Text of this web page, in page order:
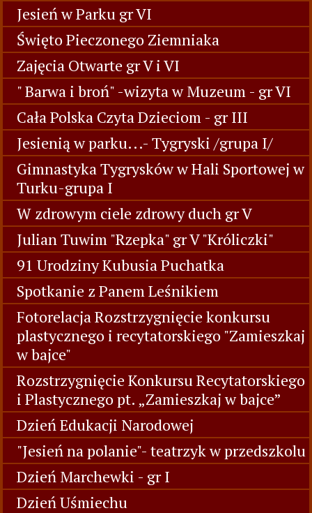
Jesień w Parku gr VI
Święto Pieczonego Ziemniaka
Zajęcia Otwarte gr V i VI
" Barwa i broń" -wizyta w Muzeum - gr VI
Cała Polska Czyta Dzieciom - gr III
Jesienią w parku...- Tygryski /grupa I/
Gimnastyka Tygrysków w Hali Sportowej w
Turku-grupa I
W zdrowym ciele zdrowy duch gr V
Julian Tuwim "Rzepka" gr V "Króliczki"
91 Urodziny Kubusia Puchatka
Spotkanie z Panem Leśnikiem
Fotorelacja Rozstrzygnięcie konkursu
plastycznego i recytatorskiego "Zamieszkaj
w bajce"
Rozstrzygnięcie Konkursu Recytatorskiego
i Plastycznego pt. „Zamieszkaj w bajce”
Dzień Edukacji Narodowej
"Jesień na polanie"- teatrzyk w przedszkolu
Dzień Marchewki - gr I
Dzień Uśmiechu